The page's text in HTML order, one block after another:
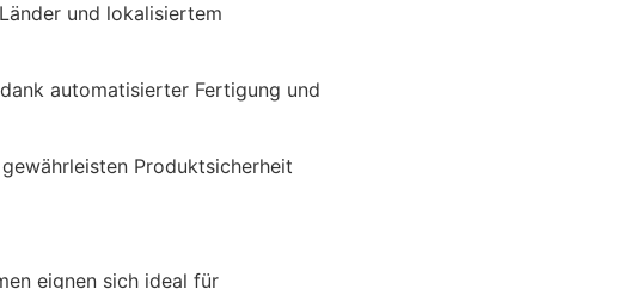
und lokalisiertem
automatisierter Fertigung und
Produktsicherheit
eignen sich ideal für